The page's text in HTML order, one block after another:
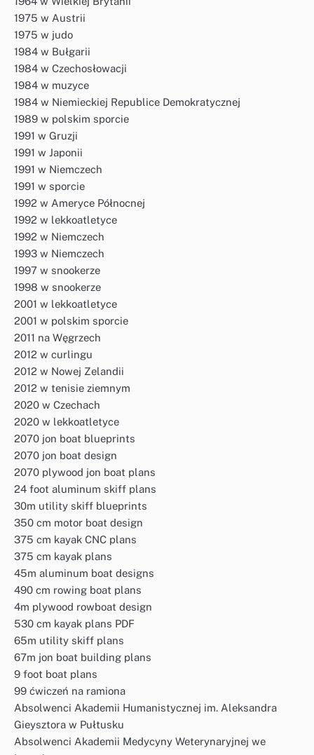
1975 w Austrii
1975 w judo
1984 w Bułgarii
1984 w Czechosłowacji
1984 w muzyce
1984 w Niemieckiej Republice Demokratycznej
1989 w polskim sporcie
1991 w Gruzji
1991 w Japonii
1991 w Niemczech
1991 w sporcie
1992 w Ameryce Północnej
1992 w lekkoatletyce
1992 w Niemczech
1993 w Niemczech
1997 w snookerze
1998 w snookerze
2001 w lekkoatletyce
2001 w polskim sporcie
2011 na Węgrzech
2012 w curlingu
2012 w Nowej Zelandii
2012 w tenisie ziemnym
2020 w Czechach
2020 w lekkoatletyce
2070 jon boat blueprints
2070 jon boat design
2070 plywood jon boat plans
24 foot aluminum skiff plans
30m utility skiff blueprints
350 cm motor boat design
375 cm kayak CNC plans
375 cm kayak plans
45m aluminum boat designs
490 cm rowing boat plans
4m plywood rowboat design
530 cm kayak plans PDF
65m utility skiff plans
67m jon boat building plans
9 foot boat plans
99 ćwiczeń na ramiona
Absolwenci Akademii Humanistycznej im. Aleksandra
Gieysztora w Pułtusku
Absolwenci Akademii Medycyny Weterynaryjnej we